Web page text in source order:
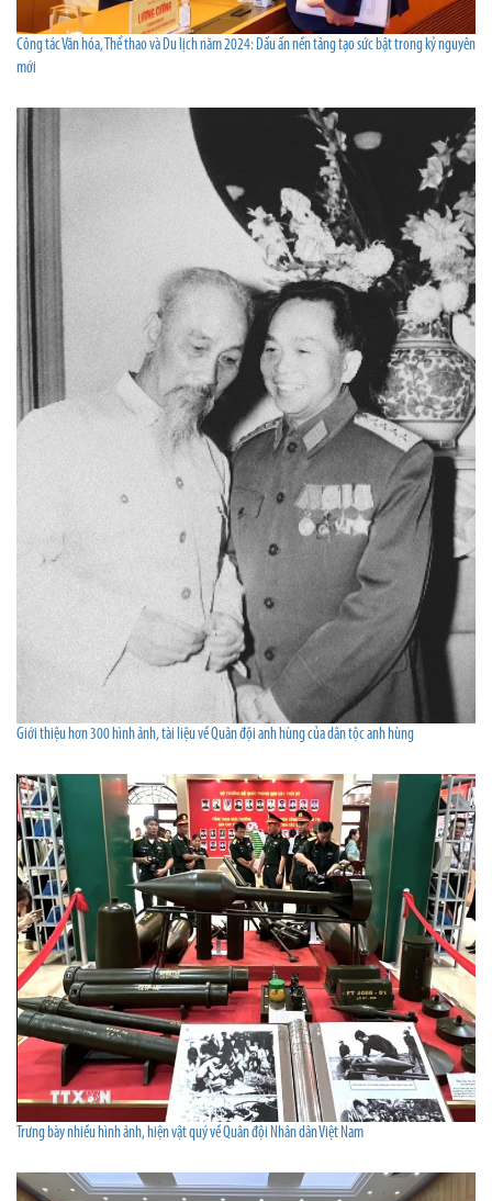
Công tác Văn hóa, Thể thao và Du lịch năm 2024: Dấu ấn nền tảng tạo sức bật trong kỷ nguyên
mới
Giới thiệu hơn 300 hình ảnh, tài liệu về Quân đội anh hùng của dân tộc anh hùng
Trưng bày nhiều hình ảnh, hiện vật quý về Quân đội Nhân dân Việt Nam